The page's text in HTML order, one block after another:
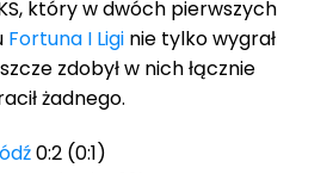
który w dwóch pierwszych
Fortuna I Ligi nie tylko wygrał
zdobył w nich łącznie
żadnego.
0:2 (0:1)